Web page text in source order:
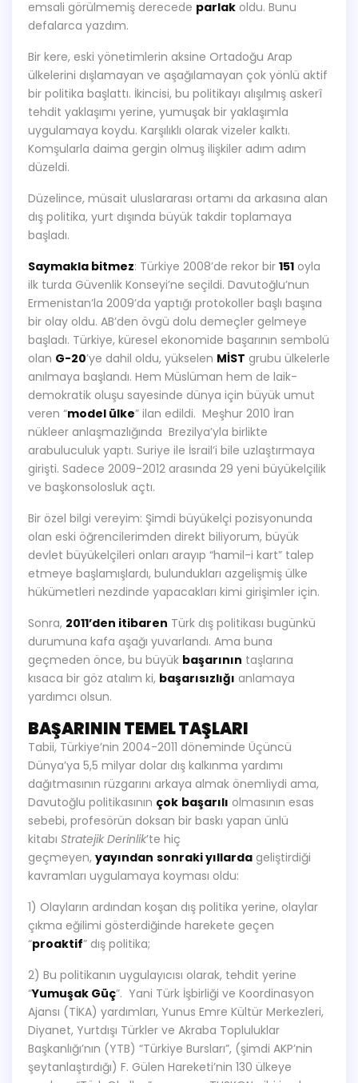
emsali görülmemiş derecede parlak oldu. Bunu
defalarca yazdım.
Bir kere, eski yönetimlerin aksine Ortadoğu Arap
ülkelerini dışlamayan ve aşağılamayan çok yönlü aktif
bir politika başlattı. İkincisi, bu politikayı alışılmış askerî
tehdit yaklaşımı yerine, yumuşak bir yaklaşımla
uygulamaya koydu. Karşılıklı olarak vizeler kalktı.
Komşularla daima gergin olmuş ilişkiler adım adım
düzeldi.
Düzelince, müsait uluslararası ortamı da arkasına alan
dış politika, yurt dışında büyük takdir toplamaya
başladı.
Saymakla bitmez: Türkiye 2008’de rekor bir 151 oyla
ilk turda Güvenlik Konseyi’ne seçildi. Davutoğlu’nun
Ermenistan’la 2009’da yaptığı protokoller başlı başına
bir olay oldu. AB’den övgü dolu demeçler gelmeye
başladı. Türkiye, küresel ekonomide başarının sembolü
olan G-20’ye dahil oldu, yükselen MİST grubu ülkelerle
anılmaya başlandı. Hem Müslüman hem de laik-
demokratik oluşu sayesinde dünya için büyük umut
veren “model ülke” ilan edildi. Meşhur 2010 İran
nükleer anlaşmazlığında Brezilya’yla birlikte
arabuluculuk yaptı. Suriye ile İsrail’i bile uzlaştırmaya
girişti. Sadece 2009-2012 arasında 29 yeni büyükelçilik
ve başkonsolosluk açtı.
Bir özel bilgi vereyim: Şimdi büyükelçi pozisyonunda
olan eski öğrencilerimden direkt biliyorum, büyük
devlet büyükelçileri onları arayıp “hamil-i kart” talep
etmeye başlamışlardı, bulundukları azgelişmiş ülke
hükümetleri nezdinde yapacakları kimi girişimler için.
Sonra, 2011’den itibaren Türk dış politikası bugünkü
durumuna kafa aşağı yuvarlandı. Ama buna
geçmeden önce, bu büyük başarının taşlarına
kısaca bir göz atalım ki, başarısızlığı anlamaya
yardımcı olsun.
BAŞARININ TEMEL TAŞLARI
Tabii, Türkiye’nin 2004-2011 döneminde Üçüncü
Dünya’ya 5,5 milyar dolar dış kalkınma yardımı
dağıtmasının rüzgarını arkaya almak önemliydi ama,
Davutoğlu politikasının çok başarılı olmasının esas
sebebi, profesörün doksan bir baskı yapan ünlü
kitabı Stratejik Derinlik’te hiç
geçmeyen, yayından sonraki yıllarda geliştirdiği
kavramları uygulamaya koyması oldu:
1) Olayların ardından koşan dış politika yerine, olaylar
çıkma eğilimi gösterdiğinde harekete geçen
“proaktif” dış politika;
2) Bu politikanın uygulayıcısı olarak, tehdit yerine
“Yumuşak Güç”. Yani Türk İşbirliği ve Koordinasyon
Ajansı (TİKA) yardımları, Yunus Emre Kültür Merkezleri,
Diyanet, Yurtdışı Türkler ve Akraba Topluluklar
Başkanlığı’nın (YTB) “Türkiye Bursları”, (şimdi AKP’nin
şeytanlaştırdığı) F. Gülen Hareketi’nin 130 ülkeye